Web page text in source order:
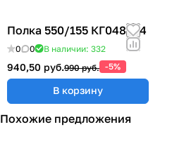
Полка 550/155 КГ048824
0 0 В наличии: 332
940,50 руб.990 руб. -5%
В корзину
Похожие предложения